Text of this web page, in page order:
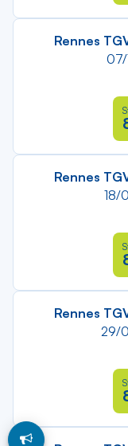
Rennes
07/
Rennes
18/
Rennes
29/